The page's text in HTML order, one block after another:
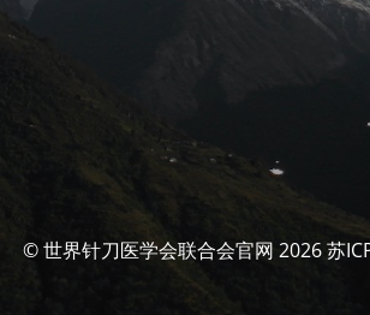
© 世界针刀医学会联合会官网 2026 苏